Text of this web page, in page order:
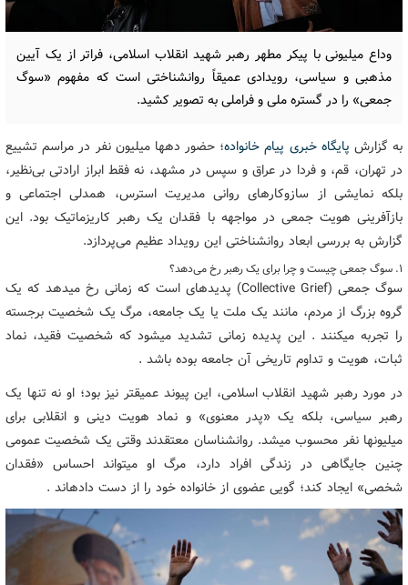
وداع میلیونی با پیکر مطهر رهبر شهید انقلاب اسلامی، فراتر از یک آیین
مذهبی و سیاسی، رویدادی عمیقاً روانشناختی است که مفهوم «سوگ
جمعی» را در گستره ملی و فراملی به تصویر کشید.
به گزارش پایگاه خبری پیام خانواده؛ حضور دهها میلیون نفر در مراسم تشییع
در تهران، قم، و فردا در عراق و سپس در مشهد، نه فقط ابراز ارادتی بی‌نظیر،
بلکه نمایشی از سازوکارهای روانی مدیریت استرس، همدلی اجتماعی و
بازآفرینی هویت جمعی در مواجهه با فقدان یک رهبر کاریزماتیک بود. این
گزارش به بررسی ابعاد روانشناختی این رویداد عظیم می‌پردازد.
۱. سوگ جمعی چیست و چرا برای یک رهبر رخ می‌دهد؟
سوگ جمعی (Collective Grief) پدیدهای است که زمانی رخ میدهد که یک
گروه بزرگ از مردم، مانند یک ملت یا یک جامعه، مرگ یک شخصیت برجسته
را تجربه میکنند . این پدیده زمانی تشدید میشود که شخصیت فقید، نماد
ثبات، هویت و تداوم تاریخی آن جامعه بوده باشد .
در مورد رهبر شهید انقلاب اسلامی، این پیوند عمیقتر نیز بود؛ او نه تنها یک
رهبر سیاسی، بلکه یک «پدر معنوی» و نماد هویت دینی و انقلابی برای
میلیونها نفر محسوب میشد. روانشناسان معتقدند وقتی یک شخصیت عمومی
چنین جایگاهی در زندگی افراد دارد، مرگ او میتواند احساس «فقدان
شخصی» ایجاد کند؛ گویی عضوی از خانواده خود را از دست دادهاند .